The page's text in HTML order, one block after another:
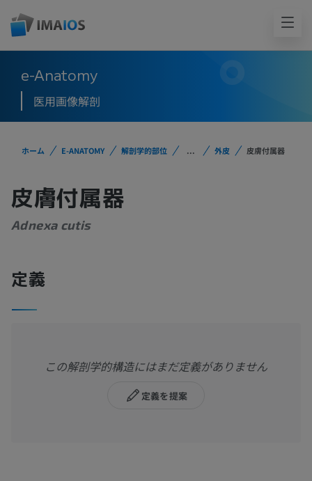
e-Anatomy
医用画像解剖
ホーム E-ANATOMY 解剖学的部位 ... 外皮 皮膚付属器
皮膚付属器
Adnexa cutis
定義
この解剖学的構造にはまだ定義がありません
定義を提案